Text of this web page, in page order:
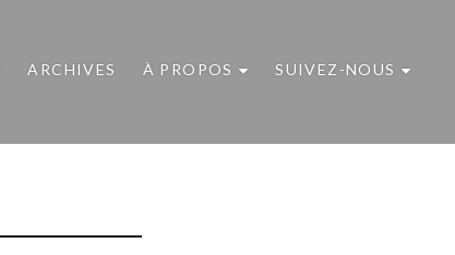
ARCHIVES À PROPOS SUIVEZ-NOUS